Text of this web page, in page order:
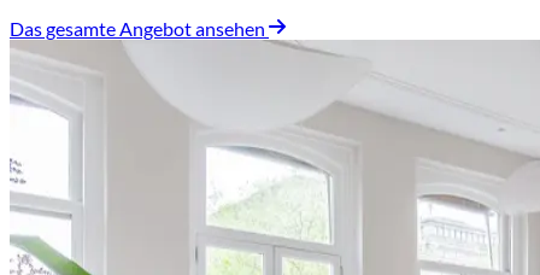
Das gesamte Angebot ansehen